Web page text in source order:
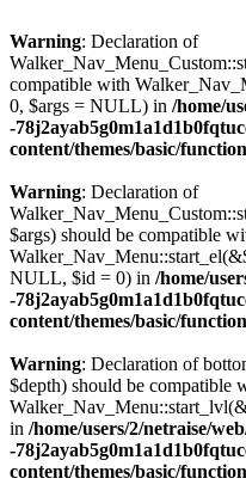
Warning: Declaration of
compatible with
0, $args = NULL) in /home/
-
content/themes/basic/
Warning: Declaration of
$args) should be compatible
NULL, $id = 0) in /home/
-
content/themes/basic/
Warning: Declaration of
$depth) should be compatible
in /home/users/2/netraise/
-
content/themes/basic/